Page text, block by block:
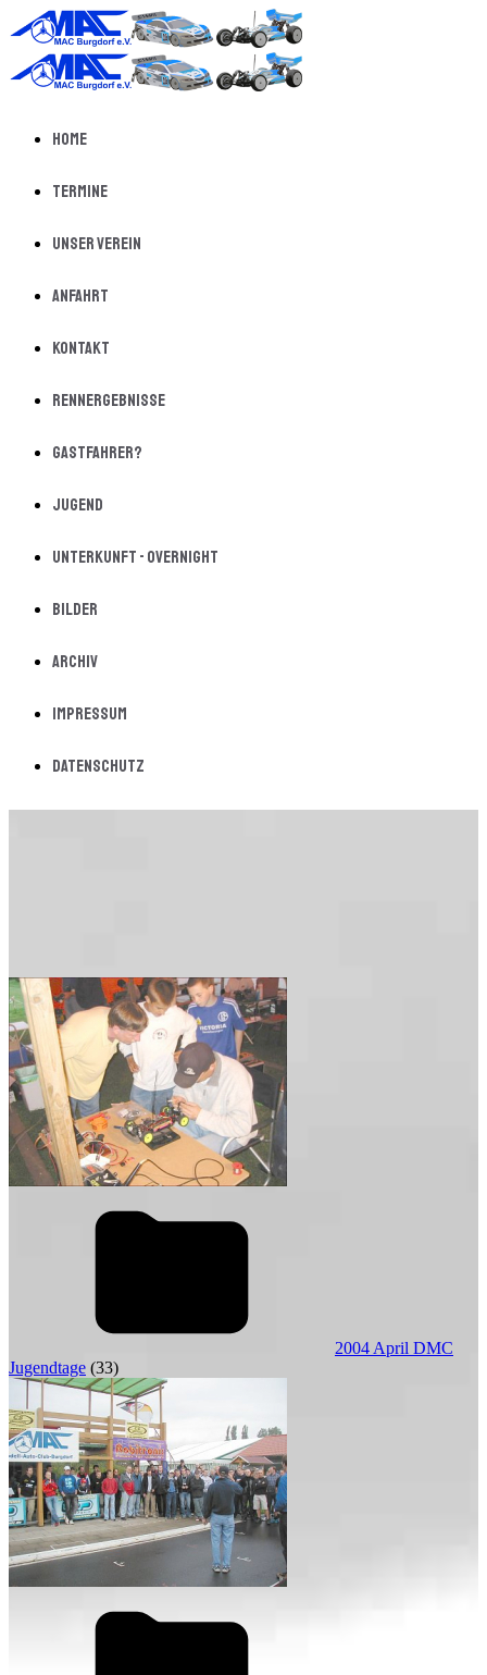
Home
Termine
Unser Verein
Anfahrt
Kontakt
Rennergebnisse
Gastfahrer?
Jugend
Unterkunft - Overnight
Bilder
Archiv
Impressum
Datenschutz
2004 April DMC
Jugendtage (33)